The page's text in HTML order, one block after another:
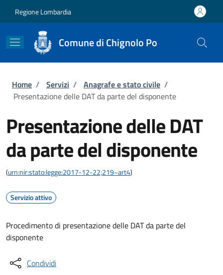
Regione Lombardia
Comune di Chignolo Po
Briciole di pane
Home / Servizi / Anagrafe e stato civile /
Presentazione delle DAT da parte del disponente
Presentazione delle DAT
da parte del disponente
(urn:nir:stato:legge:2017-12-22;219~art4)
Servizio attivo
Procedimento di presentazione delle DAT da parte del
disponente
Condividi